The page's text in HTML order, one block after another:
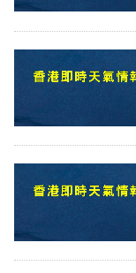
業
技
職
生